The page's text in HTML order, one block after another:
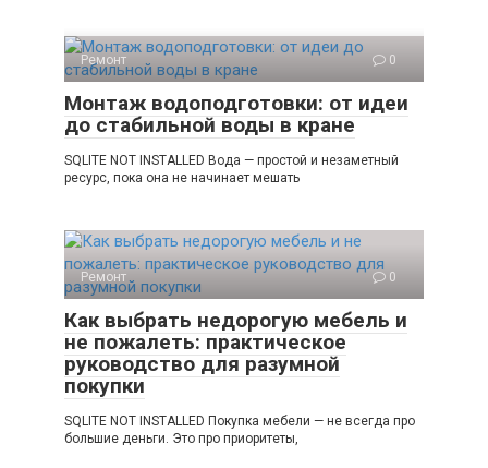
Ремонт 0
Монтаж водоподготовки: от идеи
до стабильной воды в кране
SQLITE NOT INSTALLED Вода — простой и незаметный
ресурс, пока она не начинает мешать
Ремонт 0
Как выбрать недорогую мебель и
не пожалеть: практическое
руководство для разумной
покупки
SQLITE NOT INSTALLED Покупка мебели — не всегда про
большие деньги. Это про приоритеты,